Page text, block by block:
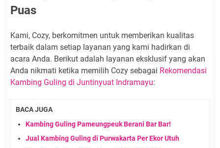
Puas
Kami, Cozy, berkomitmen untuk memberikan kualitas
terbaik dalam setiap layanan yang kami hadirkan di
acara Anda. Berikut adalah layanan eksklusif yang akan
Anda nikmati ketika memilih Cozy sebagai Rekomendasi
Kambing Guling di Juntinyuat Indramayu:
BACA JUGA
Kambing Guling Pameungpeuk Berani Bar Bar!
Jual Kambing Guling di Purwakarta Per Ekor Utuh